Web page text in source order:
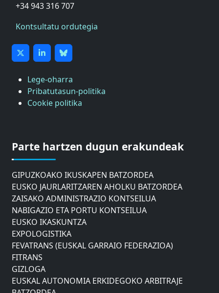
+34 943 316 707
Kontsultatu ordutegia
Lege-oharra
Pribatutasun-politika
Cookie politika
Parte hartzen dugun erakundeak
DONOSTIAKO UDALEKO MUGIKORTASUNERAKO
AHOLKU BATZORDEA
GIPUZKOAKO IKUSKAPEN BATZORDEA
EUSKO JAURLARITZAREN AHOLKU BATZORDEA
ZAISAKO ADMINISTRAZIO KONTSEILUA
NABIGAZIO ETA PORTU KONTSEILUA
EUSKO IKASKUNTZA
EXPOLOGISTIKA
FEVATRANS (EUSKAL GARRAIO FEDERAZIOA)
FITRANS
GIZLOGA
EUSKAL AUTONOMIA ERKIDEGOKO ARBITRAJE
BATZORDEA